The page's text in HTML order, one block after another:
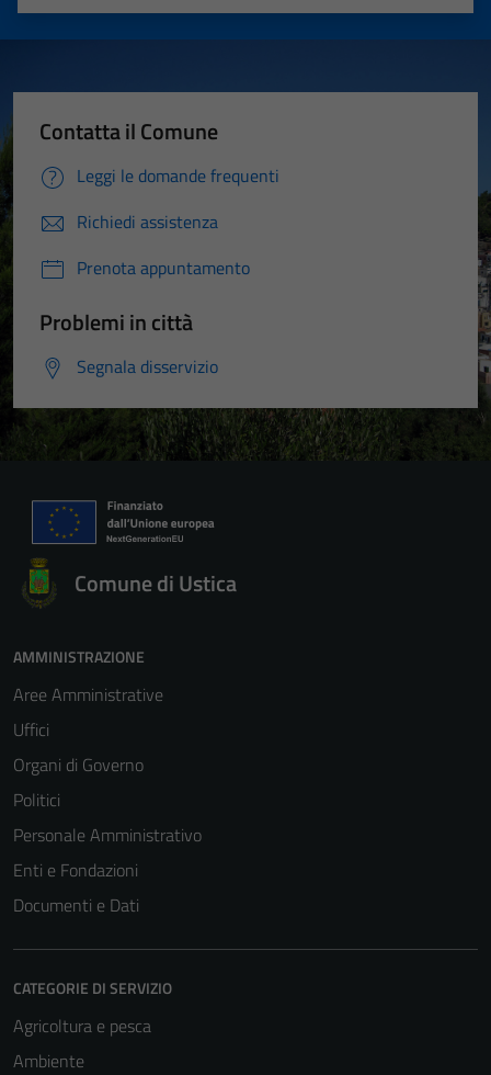
Valuta 5 stelle su 5
Valuta 4 stelle su 5
Valuta 3 stelle su 5
Valuta 2 stelle su 5
Valuta 1 stelle su 5
Contatta il Comune
Leggi le domande frequenti
Richiedi assistenza
Prenota appuntamento
Problemi in città
Segnala disservizio
Comune di Ustica
AMMINISTRAZIONE
Aree Amministrative
Uffici
Organi di Governo
Politici
Personale Amministrativo
Enti e Fondazioni
Documenti e Dati
CATEGORIE DI SERVIZIO
Agricoltura e pesca
Ambiente